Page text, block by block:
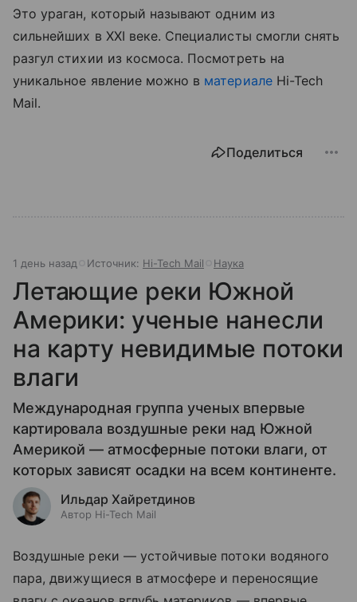
Это ураган, который называют одним из
сильнейших в XXI веке. Специалисты смогли снять
разгул стихии из космоса. Посмотреть на
уникальное явление можно в материалеHi-Tech
Mail.
Поделиться
1 день назад Источник: Hi-Tech Mail Наука
Летающие реки Южной
Америки: ученые нанесли
на карту невидимые потоки
влаги
Международная группа ученых впервые
картировала воздушные реки над Южной
Америкой — атмосферные потоки влаги, от
которых зависят осадки на всем континенте.
Ильдар Хайретдинов
Автор Hi-Tech Mail
Воздушные реки — устойчивые потоки водяного
пара, движущиеся в атмосфере и переносящие